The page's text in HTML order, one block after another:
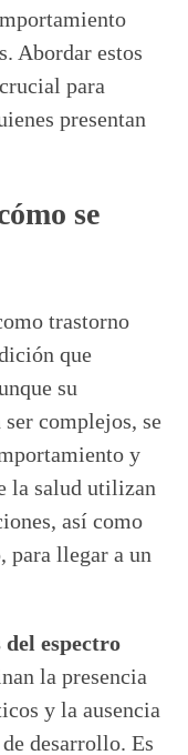
Abordar estos
para
presentan
se
trastorno
que
su
complejos, se
y
la salud utilizan
así como
llegar a un
espectro
la presencia
y la ausencia
desarrollo. Es